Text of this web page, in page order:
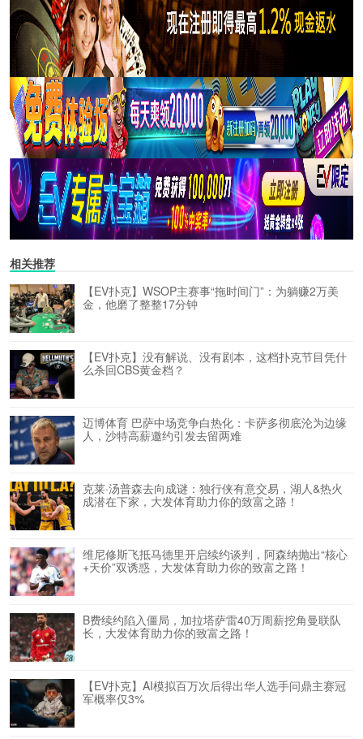
相关推荐
【EV扑克】WSOP主赛事“拖时间门”：为躺赚2万美
金，他磨了整整17分钟
【EV扑克】没有解说、没有剧本，这档扑克节目凭什
么杀回CBS黄金档？
迈博体育 巴萨中场竞争白热化：卡萨多彻底沦为边缘
人，沙特高薪邀约引发去留两难
克莱·汤普森去向成谜：独行侠有意交易，湖人&热火
成潜在下家，大发体育助力你的致富之路！
维尼修斯飞抵马德里开启续约谈判，阿森纳抛出“核心
+天价”双诱惑，大发体育助力你的致富之路！
B费续约陷入僵局，加拉塔萨雷40万周薪挖角曼联队
长，大发体育助力你的致富之路！
【EV扑克】AI模拟百万次后得出华人选手问鼎主赛冠
军概率仅3%